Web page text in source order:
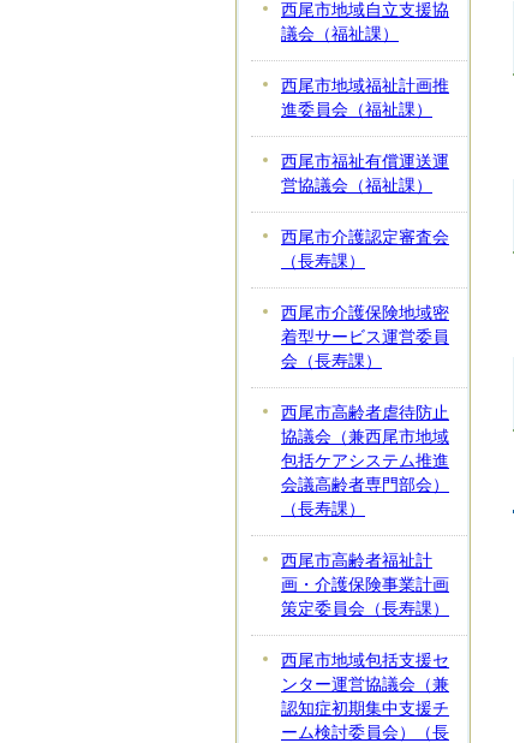
西尾市地域自立支援協
議会（福祉課）
西尾市地域福祉計画推
進委員会（福祉課）
西尾市福祉有償運送運
営協議会（福祉課）
西尾市介護認定審査会
（長寿課）
西尾市介護保険地域密
着型サービス運営委員
会（長寿課）
西尾市高齢者虐待防止
協議会（兼西尾市地域
包括ケアシステム推進
会議高齢者専門部会）
（長寿課）
西尾市高齢者福祉計
画・介護保険事業計画
策定委員会（長寿課）
西尾市地域包括支援セ
ンター運営協議会（兼
認知症初期集中支援チ
ーム検討委員会）（長